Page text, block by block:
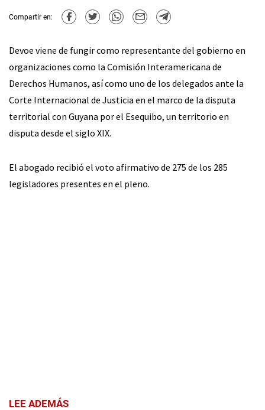
Compartir en:
Devoe viene de fungir como representante del gobierno en
organizaciones como la Comisión Interamericana de
Derechos Humanos, así como uno de los delegados ante la
Corte Internacional de Justicia en el marco de la disputa
territorial con Guyana por el Esequibo, un territorio en
disputa desde el siglo XIX.
El abogado recibió el voto afirmativo de 275 de los 285
legisladores presentes en el pleno.
LEE ADEMÁS